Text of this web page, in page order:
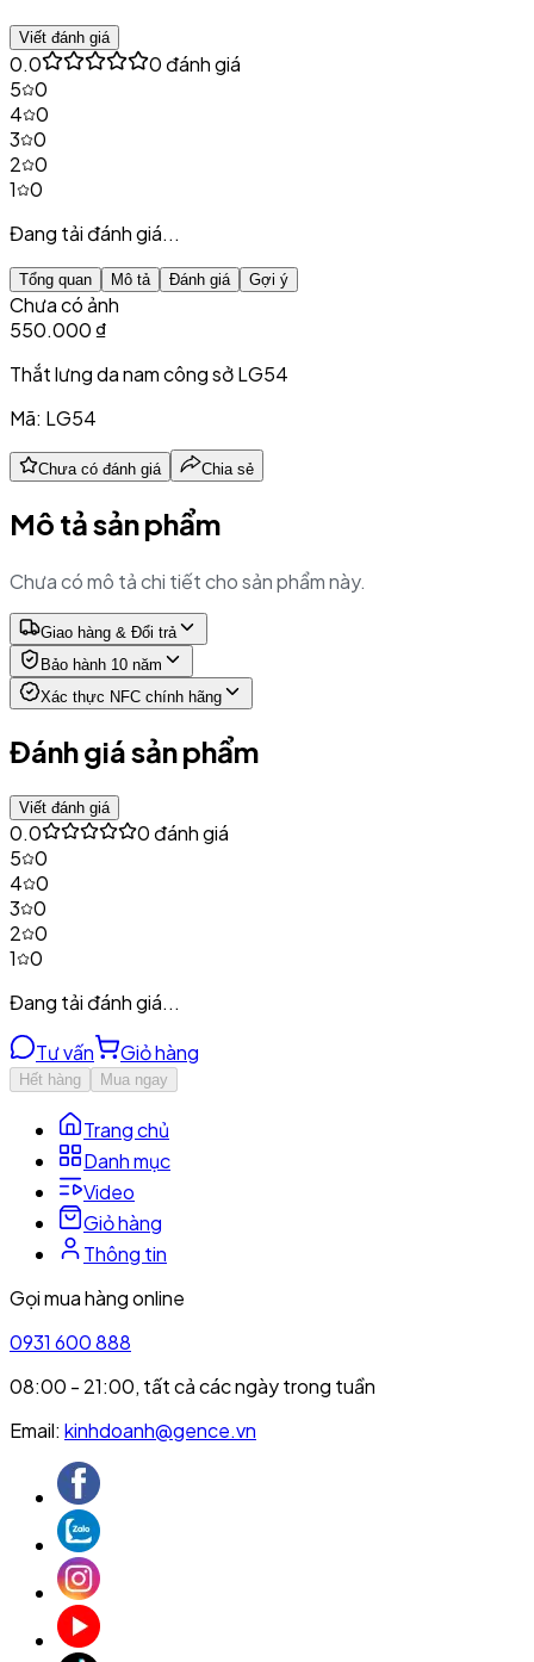
Viết đánh giá
0.0 0 đánh giá
5 0
4 0
3 0
2 0
1
0
Đang tải đánh giá...
Tổng quan Mô tả Đánh giá Gợi ý
Chưa có ảnh
550.000 ₫
Thắt lưng da nam công sở LG54
Mã: LG54
Chưa có đánh giá Chia sẻ
Mô tả sản phẩm
Chưa có mô tả chi tiết cho sản phẩm này.
Giao hàng & Đổi trả
Bảo hành 10 năm
Xác thực NFC chính hãng
Đánh giá sản phẩm
Viết đánh giá
0.0 0 đánh giá
5 0
4 0
3 0
2 0
1
0
Đang tải đánh giá...
Tư vấn
Giỏ hàng
Hết hàng Mua ngay
Trang chủ
Danh mục
Video
Giỏ hàng
Thông tin
Gọi mua hàng online
0931 600 888
08:00 - 21:00, tất cả các ngày trong tuần
Email: kinhdoanh@gence.vn